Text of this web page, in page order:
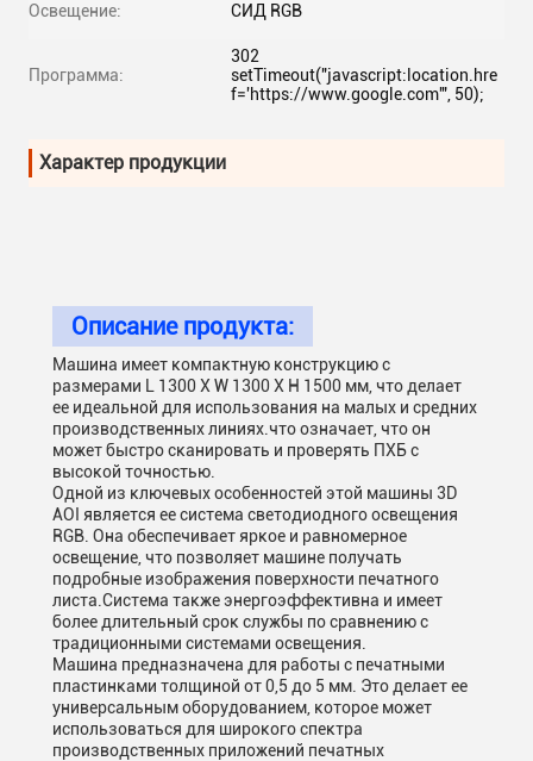
Освещение: СИД RGB
Программа:
302
setTimeout("javascript:location.hre
f='https://www.google.com'", 50);
Характер продукции
Описание продукта:
Машина имеет компактную конструкцию с
размерами L 1300 X W 1300 X H 1500 мм, что делает
ее идеальной для использования на малых и средних
производственных линиях.что означает, что он
может быстро сканировать и проверять ПХБ с
высокой точностью.
Одной из ключевых особенностей этой машины 3D
AOI является ее система светодиодного освещения
RGB. Она обеспечивает яркое и равномерное
освещение, что позволяет машине получать
подробные изображения поверхности печатного
листа.Система также энергоэффективна и имеет
более длительный срок службы по сравнению с
традиционными системами освещения.
Машина предназначена для работы с печатными
пластинками толщиной от 0,5 до 5 мм. Это делает ее
универсальным оборудованием, которое может
использоваться для широкого спектра
производственных приложений печатных